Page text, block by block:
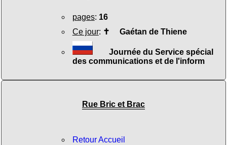
pages: 16
Ce jour: ✝ Gaétan de Thiene
Journée du Service spécial
des communications et de l'inform
Rue Bric et Brac
Retour Accueil